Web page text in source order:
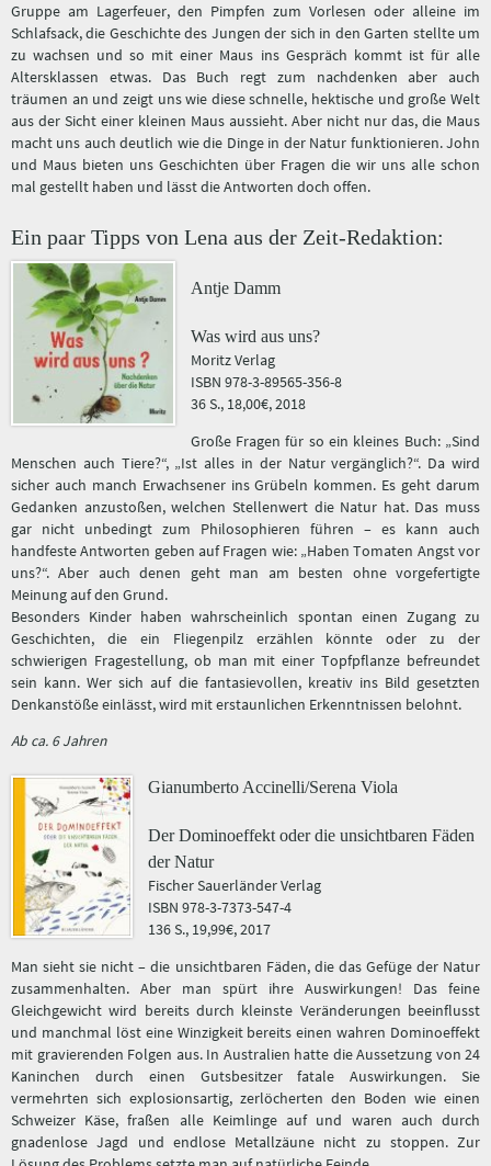
Gruppe am Lagerfeuer, den Pimpfen zum Vorlesen oder alleine im
Schlafsack, die Geschichte des Jungen der sich in den Garten stellte um
zu wachsen und so mit einer Maus ins Gespräch kommt ist für alle
Altersklassen etwas. Das Buch regt zum nachdenken aber auch
träumen an und zeigt uns wie diese schnelle, hektische und große Welt
aus der Sicht einer kleinen Maus aussieht. Aber nicht nur das, die Maus
macht uns auch deutlich wie die Dinge in der Natur funktionieren. John
und Maus bieten uns Geschichten über Fragen die wir uns alle schon
mal gestellt haben und lässt die Antworten doch offen.
Ein paar Tipps von Lena aus der Zeit-Redaktion:
Antje Damm
Was wird aus uns?
Moritz Verlag
ISBN 978-3-89565-356-8
36 S., 18,00€, 2018
Große Fragen für so ein kleines Buch: „Sind
Menschen auch Tiere?“, „Ist alles in der Natur vergänglich?“. Da wird
sicher auch manch Erwachsener ins Grübeln kommen. Es geht darum
Gedanken anzustoßen, welchen Stellenwert die Natur hat. Das muss
gar nicht unbedingt zum Philosophieren führen – es kann auch
handfeste Antworten geben auf Fragen wie: „Haben Tomaten Angst vor
uns?“. Aber auch denen geht man am besten ohne vorgefertigte
Meinung auf den Grund.
Besonders Kinder haben wahrscheinlich spontan einen Zugang zu
Geschichten, die ein Fliegenpilz erzählen könnte oder zu der
schwierigen Fragestellung, ob man mit einer Topfpflanze befreundet
sein kann. Wer sich auf die fantasievollen, kreativ ins Bild gesetzten
Denkanstöße einlässt, wird mit erstaunlichen Erkenntnissen belohnt.
Ab ca. 6 Jahren
Gianumberto Accinelli/Serena Viola
Der Dominoeffekt oder die unsichtbaren Fäden
der Natur
Fischer Sauerländer Verlag
ISBN 978-3-7373-547-4
136 S., 19,99€, 2017
Man sieht sie nicht – die unsichtbaren Fäden, die das Gefüge der Natur
zusammenhalten. Aber man spürt ihre Auswirkungen! Das feine
Gleichgewicht wird bereits durch kleinste Veränderungen beeinflusst
und manchmal löst eine Winzigkeit bereits einen wahren Dominoeffekt
mit gravierenden Folgen aus. In Australien hatte die Aussetzung von 24
Kaninchen durch einen Gutsbesitzer fatale Auswirkungen. Sie
vermehrten sich explosionsartig, zerlöcherten den Boden wie einen
Schweizer Käse, fraßen alle Keimlinge auf und waren auch durch
gnadenlose Jagd und endlose Metallzäune nicht zu stoppen. Zur